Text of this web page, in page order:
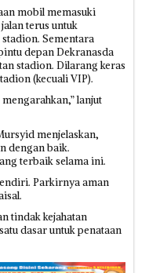
mobil memasuki
terus untuk
Sementara
depan Dekranasda
stadion. Dilarang keras
(kecuali VIP).
lanjut
menjelaskan,
dengan baik.
terbaik selama ini.
Parkirnya aman
tindak kejahatan
dasar untuk penataan